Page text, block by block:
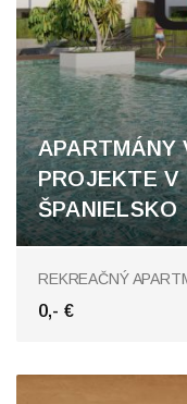
APARTMÁNY
PROJEKTE V
ŠPANIELSKO
REKREAČNÝ
0,- €